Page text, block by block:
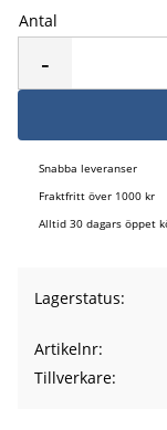
Antal
-
Snabba leveranser
Fraktfritt över 1000 kr
Alltid 30 dagars öppet
Lagerstatus
Artikelnr
Tillverkare